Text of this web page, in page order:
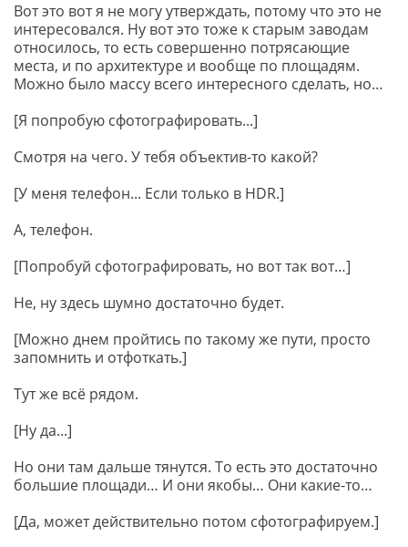
Вот это вот я не могу утверждать, потому что это не
интересовался. Ну вот это тоже к старым заводам
относилось, то есть совершенно потрясающие
места, и по архитектуре и вообще по площадям.
Можно было массу всего интересного сделать, но…
[Я попробую сфотографировать...]
Смотря на чего. У тебя объектив-то какой?
[У меня телефон... Если только в HDR.]
А, телефон.
[Попробуй сфотографировать, но вот так вот…]
Не, ну здесь шумно достаточно будет.
[Можно днем пройтись по такому же пути, просто
запомнить и отфоткать.]
Тут же всё рядом.
[Ну да...]
Но они там дальше тянутся. То есть это достаточно
большие площади… И они якобы… Они какие-то…
[Да, может действительно потом сфотографируем.]